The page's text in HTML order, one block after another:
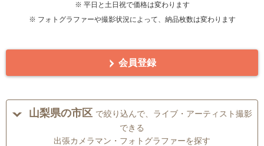
※ 平日と土日祝で価格は変わります
※ フォトグラファーや撮影状況によって、納品枚数は変わります
会員登録
山梨県の市区 で絞り込んで、ライブ・アーティスト撮影
できる
出張カメラマン・フォトグラファーを探す